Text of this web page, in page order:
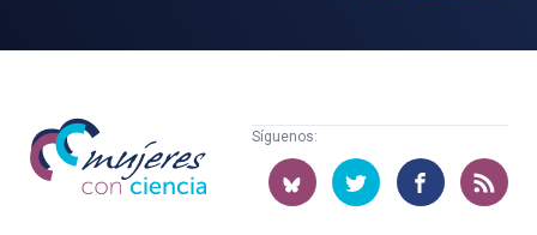
Mujeres
con
ciencia
Síguenos: